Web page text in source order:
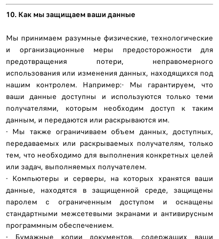
10. Как мы защищаем ваши данные
Мы принимаем разумные физические, технологические
и организационные меры предосторожности для
предотвращения потери, неправомерного
использования или изменения данных, находящихся под
нашим контролем. Например:- Мы гарантируем, что
ваши данные доступны и используются только теми
получателями, которым необходим доступ к таким
данным, и передаются или раскрываются им.
- Мы также ограничиваем объем данных, доступных,
передаваемых или раскрываемых получателям, только
тем, что необходимо для выполнения конкретных целей
или задач, выполняемых получателем.
- Компьютеры и серверы, на которых хранятся ваши
данные, находятся в защищенной среде, защищены
паролем с ограниченным доступом и оснащены
стандартными межсетевыми экранами и антивирусным
программным обеспечением.